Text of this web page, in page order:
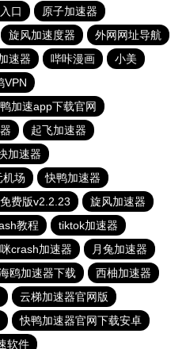
口
原子加速器
旋风加速度器
外网网址导航
速器 哔咔漫画
小美
VPN
加速app下载官网
起飞加速器
加速器
机场
快鸭加速器
费版v2.2.23
旋风加速器
教程
tiktok加速器
crash加速器
月兔加速器
鸥加速器下载
西柚加速器
云梯加速器官网版
快鸭加速器官网下载安卓
软件